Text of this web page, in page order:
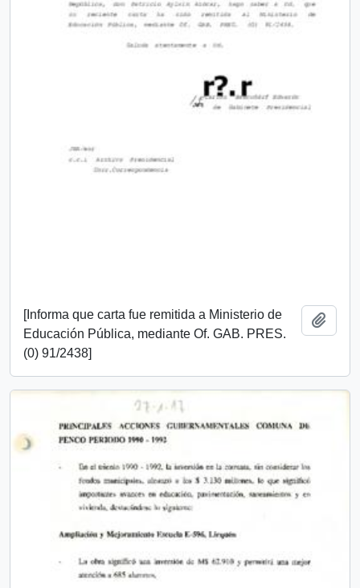
[Informa que carta fue remitida a Ministerio de
Educación Pública, mediante Of. GAB. PRES.
(0) 91/2438]